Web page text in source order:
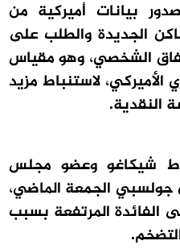
بيانات أميركية من
الجديدة والطلب على
الشخصي، وهو مقياس
لاستنباط مزيد
النقدية.
شيكاغو وعضو مجلس
جولسبي الجمعة الماضي،
الفائدة المرتفعة بسبب